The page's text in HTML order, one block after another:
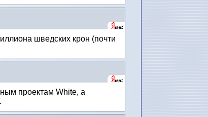
шведских крон (почти
проектам White, а